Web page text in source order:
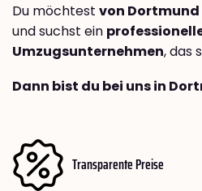
Du möchtest von Dortmund
und suchst ein
Umzugsunternehmen, das
Dann bist du bei uns in
Transparente Preise